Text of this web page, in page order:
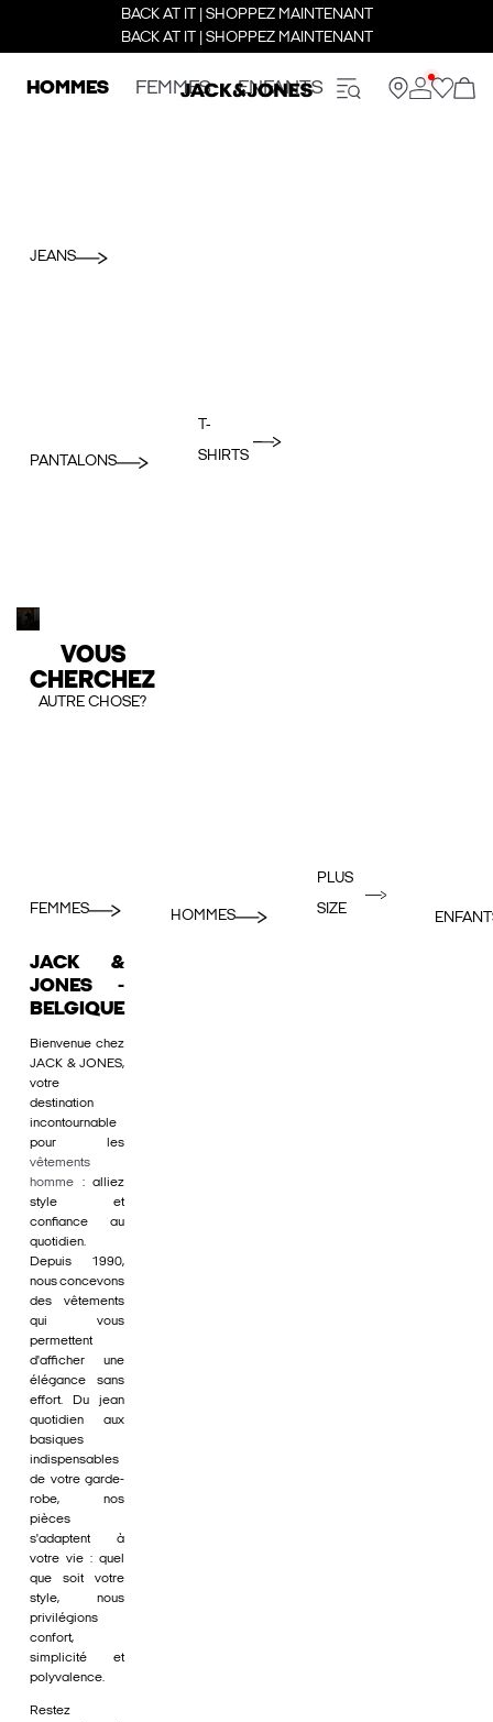
BACK AT IT | SHOPPEZ MAINTENANT
BACK AT IT | SHOPPEZ MAINTENANT
HOMMES FEMMES ENFANTS
JEANS
PANTALONS
T-
SHIRTS
VOUS
CHERCHEZ
AUTRE CHOSE?
FEMMES HOMMES
PLUS
SIZE
JACK &
JONES -
BELGIQUE
Bienvenue chez
JACK & JONES,
votre
destination
incontournable
pour les
vêtements
homme : alliez
style et
confiance au
quotidien.
Depuis 1990,
nous concevons
des vêtements
qui vous
permettent
d'afficher une
élégance sans
effort. Du jean
quotidien aux
basiques
indispensables
de votre garde-
robe, nos
pièces
s'adaptent à
votre vie : quel
que soit votre
style, nous
privilégions
confort,
simplicité et
polyvalence.
Restez